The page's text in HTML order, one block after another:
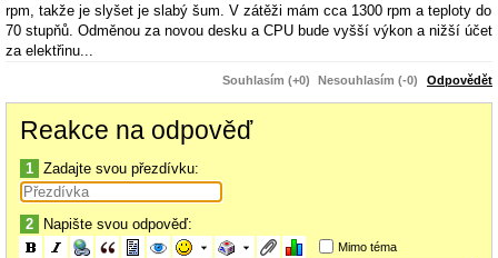
rpm, takže je slyšet je slabý šum. V zátěži mám cca 1300 rpm a teploty do
70 stupňů. Odměnou za novou desku a CPU bude vyšší výkon a nižší účet
za elektřinu...
Souhlasím (+0) Nesouhlasím (-0) Odpovědět
Reakce na odpověď
1 Zadajte svou přezdívku:
2 Napište svou odpověď:
Mimo téma